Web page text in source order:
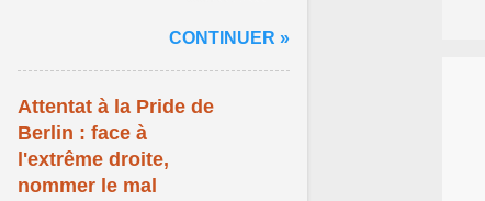
de changer ... Afficher l'article ...
CONTINUER »
Attentat à la Pride de
Berlin : face à
l'extrême droite,
nommer le mal